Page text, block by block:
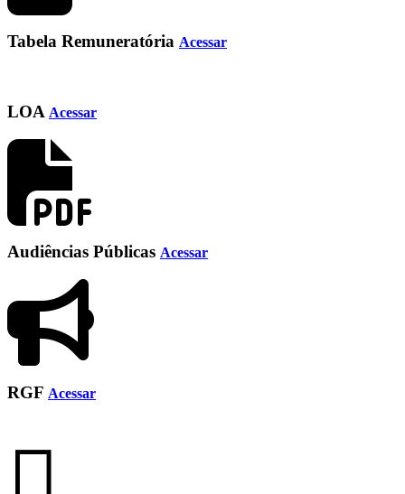
Tabela Remuneratória Acessar
LOA Acessar
Audiências Públicas Acessar
RGF Acessar